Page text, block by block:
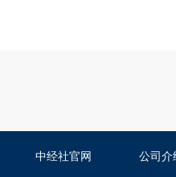
中经社官网 公司介